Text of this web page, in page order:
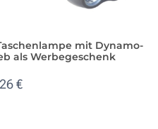
mit Dynamo-
als Werbegeschenk
€